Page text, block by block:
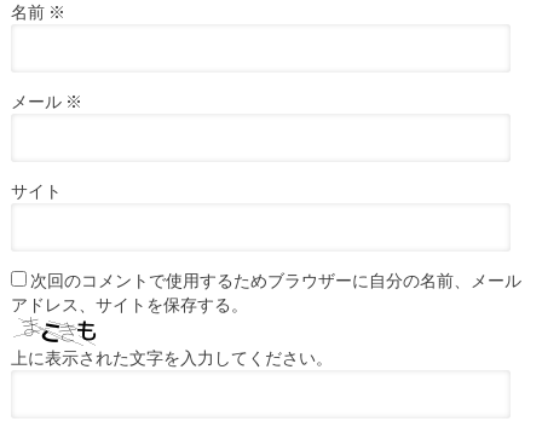
名前 ※
メール ※
サイト
次回のコメントで使用するためブラウザーに自分の名前、メール
アドレス、サイトを保存する。
上に表示された文字を入力してください。